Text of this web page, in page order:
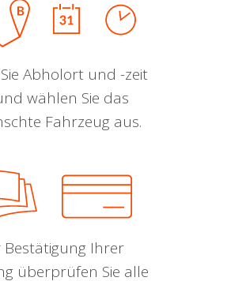
Abholort und -zeit
wählen Sie das
Fahrzeug aus.
Bestätigung Ihrer
überprüfen Sie alle